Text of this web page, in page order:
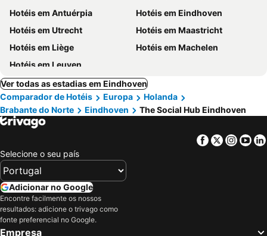
Hotéis em Antuérpia
Hotéis em Eindhoven
Hotéis em Utrecht
Hotéis em Maastricht
Hotéis em Liège
Hotéis em Machelen
Hotéis em Leuven
Ver todas as estadias em Eindhoven
Comparador de Hotéis
Europa
Holanda
Brabante do Norte
Eindhoven The Social Hub Eindhoven
Facebook
Twitter
Selecione o seu país
Adicionar no Google
Encontre facilmente os nossos
resultados: adicione o trivago como
fonte preferencial no Google.
Empresa